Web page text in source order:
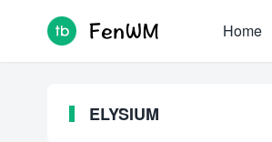
Home
ELYSIUM